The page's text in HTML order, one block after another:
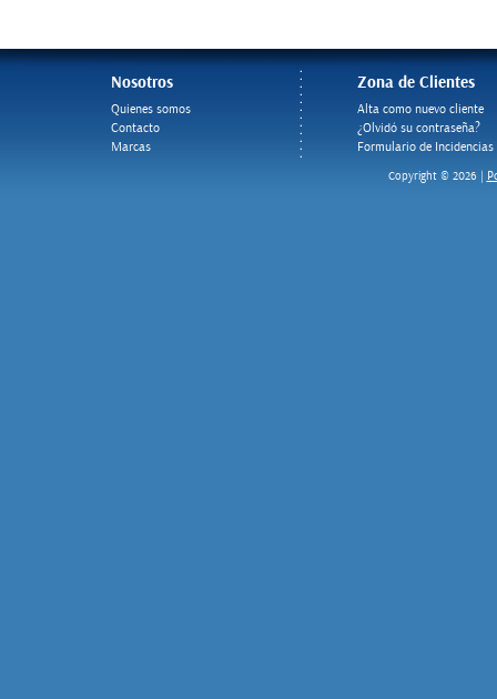
Nosotros
Quienes somos
Contacto
Marcas
Zona de Clientes
Alta como nuevo cliente
¿Olvidó su contraseña?
Formulario de Incidencias
Copyright © 2026 |